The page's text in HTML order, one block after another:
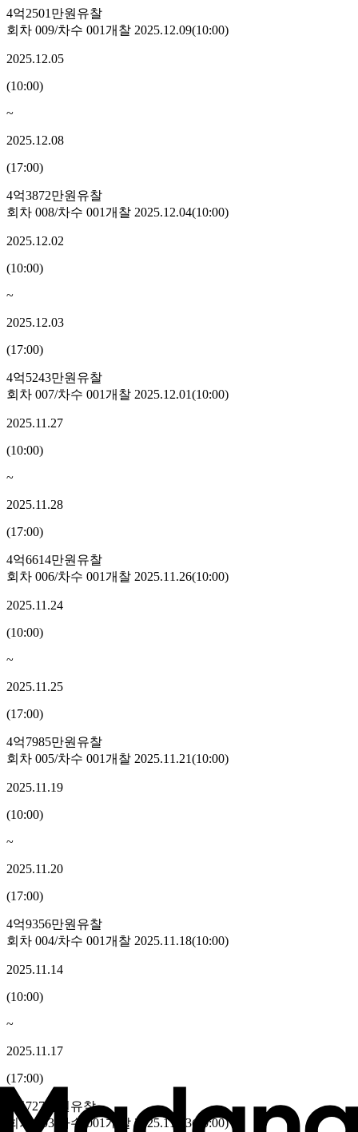
4억2501만원 유찰
회차 009/차수 001개찰 2025.12.09(10:00)
2025.12.05
(10:00)
~
2025.12.08
(17:00)
4억3872만원 유찰
회차 008/차수 001개찰 2025.12.04(10:00)
2025.12.02
(10:00)
~
2025.12.03
(17:00)
4억5243만원 유찰
회차 007/차수 001개찰 2025.12.01(10:00)
2025.11.27
(10:00)
~
2025.11.28
(17:00)
4억6614만원 유찰
회차 006/차수 001개찰 2025.11.26(10:00)
2025.11.24
(10:00)
~
2025.11.25
(17:00)
4억7985만원 유찰
회차 005/차수 001개찰 2025.11.21(10:00)
2025.11.19
(10:00)
~
2025.11.20
(17:00)
4억9356만원 유찰
회차 004/차수 001개찰 2025.11.18(10:00)
2025.11.14
(10:00)
~
2025.11.17
(17:00)
5억727만원 유찰
회차 003 /차수 001개찰2025.11.13( 10:00)